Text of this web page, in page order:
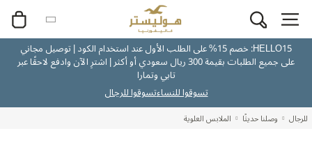
HELLO15: خصم 15% على الطلب الأول عند استخدام الكود | توصيل مجاني
على جميع الطلبات بقيمة 300 ريال سعودي أو أكثر | اشترِ الآن وادفع لاحقًا عبر
تابي وتمارا
تسوقوا للنساءتسوقوا للرجال
للرجال وصلنا حديثًا الملابس العلوية